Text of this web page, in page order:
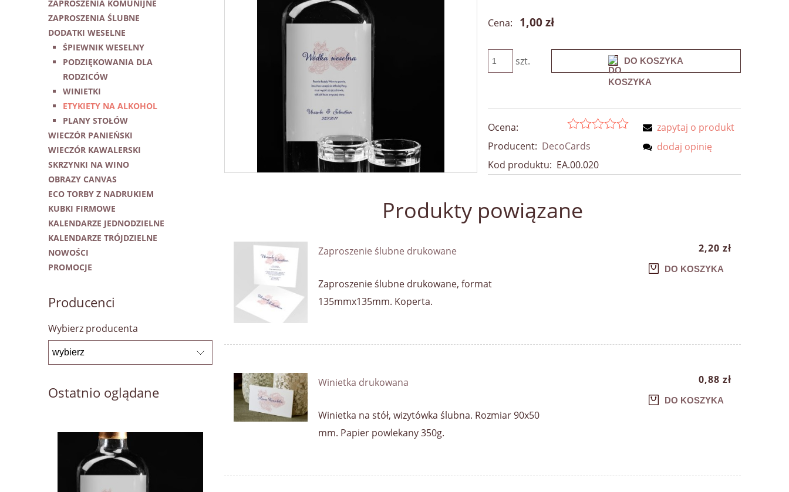
ZAPROSZENIA KOMUNIJNE
ZAPROSZENIA ŚLUBNE
DODATKI WESELNE
ŚPIEWNIK WESELNY
PODZIĘKOWANIA DLA
RODZICÓW
WINIETKI
ETYKIETY NA ALKOHOL
PLANY STOŁÓW
WIECZÓR PANIEŃSKI
WIECZÓR KAWALERSKI
SKRZYNKI NA WINO
OBRAZY CANVAS
ECO TORBY Z NADRUKIEM
KUBKI FIRMOWE
KALENDARZE JEDNODZIELNE
KALENDARZE TRÓJDZIELNE
NOWOŚCI
PROMOCJE
Producenci
Wybierz producenta
Ostatnio oglądane
Cena: 1,00 zł
szt. DO KOSZYKA
Ocena:
Producent: DecoCards
Kod produktu: EA.00.020
zapytaj o produkt
dodaj opinię
Produkty powiązane
Zaproszenie ślubne drukowane
Zaproszenie ślubne drukowane, format
135mmx135mm. Koperta.
2,20 zł
DO KOSZYKA
Winietka drukowana
Winietka na stół, wizytówka ślubna. Rozmiar 90x50
mm. Papier powlekany 350g.
0,88 zł
DO KOSZYKA